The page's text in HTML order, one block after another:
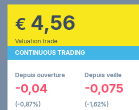
€ 4,56
Valuation trade
CONTINUOUS TRADING
Depuis ouverture
-0,04
(-0,87%)
Depuis veille
-0,075
(-1,62%)